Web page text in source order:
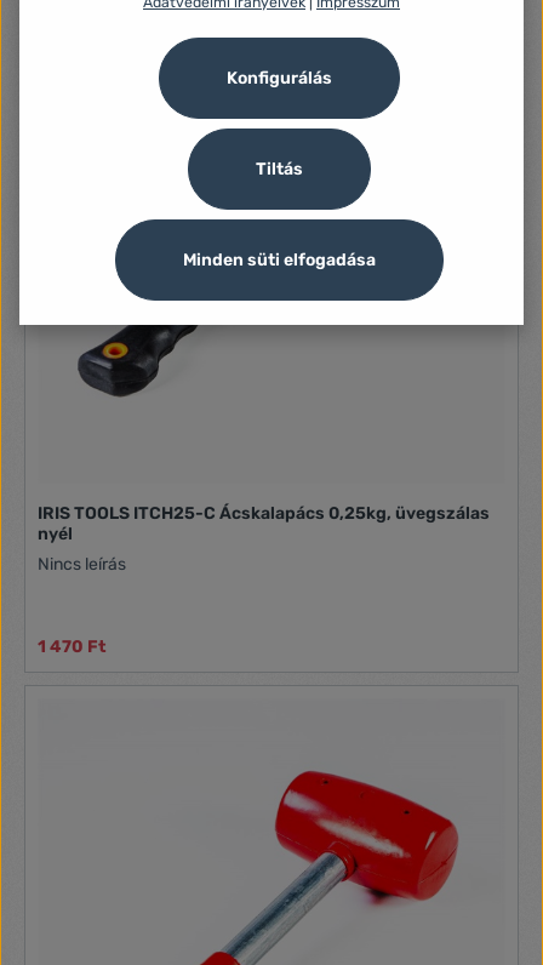
350 x 100 x 57 mm Fej anyaga: Gumi Nyél anyaga: 70%
IRIS TOOLS ITCH25-C Ácskalapács 0,25kg, üvegszálas
nyél
Nincs leírás
1 470 Ft
Tiltás
Konfigurálás
Minden süti elfogadása